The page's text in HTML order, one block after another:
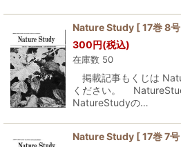
Nature Study [ 17巻 8
300円(税込)
在庫数 50
掲載記事もくじは
ください。
NatureStudyの…
Nature Study [ 17巻 7